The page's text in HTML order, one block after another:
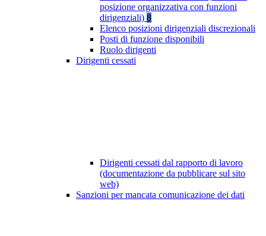
posizione organizzativa con funzioni
dirigenziali) 8
Elenco posizioni dirigenziali discrezionali
Posti di funzione disponibili
Ruolo dirigenti
Dirigenti cessati
Dirigenti cessati dal rapporto di lavoro
(documentazione da pubblicare sul sito
web)
Sanzioni per mancata comunicazione dei dati